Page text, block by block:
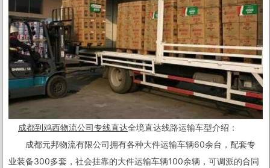
1 2
成都到鸡西物流公司专线直达全境直达线路运输车型介绍：
成都元邦物流有限公司拥有各种大件运输车辆60余台，配套专
业装备300多套，社会挂靠的大件运输车辆100余辆，可调派的合同